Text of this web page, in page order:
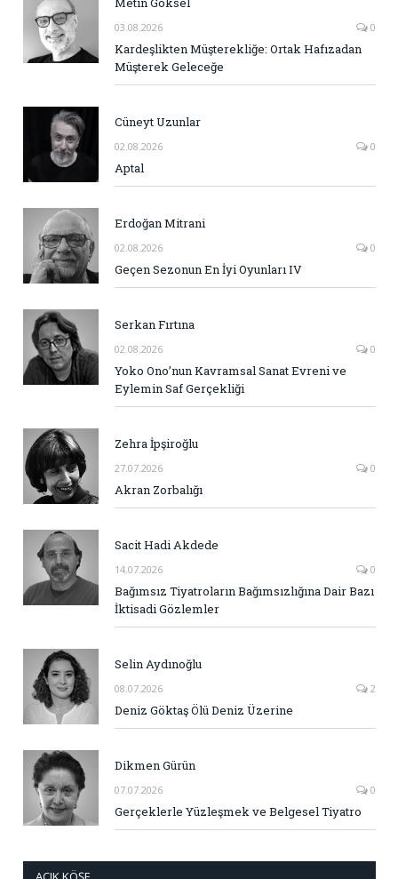
03.08.2026 0
Kardeşlikten Müşterekliğe: Ortak Hafızadan
Müşterek Geleceğe
Cüneyt Uzunlar
02.08.2026 0
Aptal
Erdoğan Mitrani
02.08.2026 0
Geçen Sezonun En İyi Oyunları IV
Serkan Fırtına
02.08.2026 0
Yoko Ono’nun Kavramsal Sanat Evreni ve
Eylemin Saf Gerçekliği
Zehra İpşiroğlu
27.07.2026 0
Akran Zorbalığı
Sacit Hadi Akdede
14.07.2026 0
Bağımsız Tiyatroların Bağımsızlığına Dair Bazı
İktisadi Gözlemler
Selin Aydınoğlu
08.07.2026 2
Deniz Göktaş Ölü Deniz Üzerine
Dikmen Gürün
07.07.2026 0
Gerçeklerle Yüzleşmek ve Belgesel Tiyatro